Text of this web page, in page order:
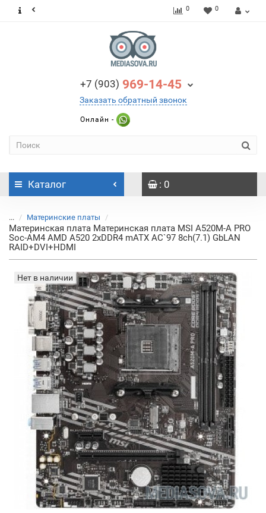
0 0
+7 (903) 969-14-45
Заказать обратный звонок
Онлайн -
Каталог : 0
... Материнские платы
Материнская плата Материнская плата MSI A520M-A PRO
Soc-AM4 AMD A520 2xDDR4 mATX AC`97 8ch(7.1) GbLAN
RAID+DVI+HDMI
Нет в наличии